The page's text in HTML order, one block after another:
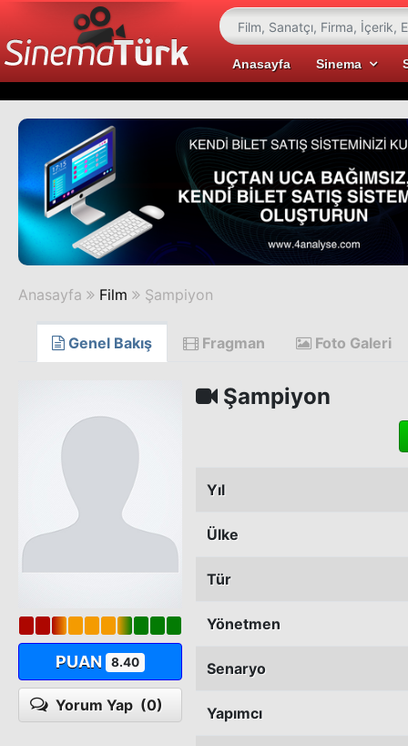
Anasayfa Sinema
Anasayfa Film Şampiyon
Genel Bakış Fragman Foto Galeri
PUAN 8.40
Yorum Yap (0)
Şampiyon
Yıl
Ülke
Tür
Yönetmen
Senaryo
Yapımcı